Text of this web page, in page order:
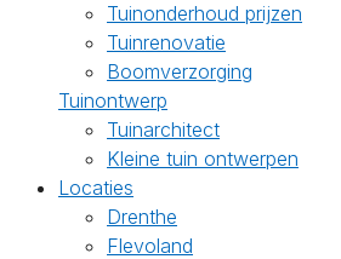
Tuinonderhoud prijzen
Tuinrenovatie
Boomverzorging
Tuinontwerp
Tuinarchitect
Kleine tuin ontwerpen
Locaties
Drenthe
Flevoland